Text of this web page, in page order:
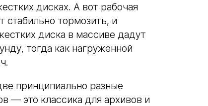
дисках. А вот рабочая
стабильно тормозить, и
диска в массиве дадут
тогда как нагруженной
принципиально разные
— это классика для архивов и